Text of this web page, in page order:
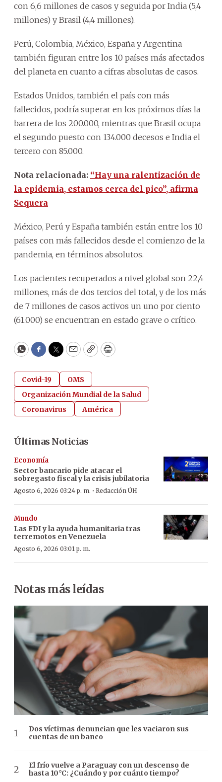
con 6,6 millones de casos y seguida por India (5,4
millones) y Brasil (4,4 millones).
Perú, Colombia, México, España y Argentina
también figuran entre los 10 países más afectados
del planeta en cuanto a cifras absolutas de casos.
Estados Unidos, también el país con más
fallecidos, podría superar en los próximos días la
barrera de los 200.000, mientras que Brasil ocupa
el segundo puesto con 134.000 decesos e India el
tercero con 85.000.
Nota relacionada: “Hay una ralentización de
la epidemia, estamos cerca del pico”, afirma
Sequera
México, Perú y España también están entre los 10
países con más fallecidos desde el comienzo de la
pandemia, en términos absolutos.
Los pacientes recuperados a nivel global son 22,4
millones, más de dos tercios del total, y de los más
de 7 millones de casos activos un uno por ciento
(61.000) se encuentran en estado grave o crítico.
WhatsApp
Facebook
Twitter
EmailCopyPrint
Covid-19
OMS
Organización Mundial de la Salud
Coronavirus
América
Últimas Noticias
Economía
Sector bancario pide atacar el
sobregasto fiscal y la crisis jubilatoria
Agosto 6, 2026 03:24 p. m. · Redacción ÚH
Mundo
Las FDI y la ayuda humanitaria tras
terremotos en Venezuela
Agosto 6, 2026 03:01 p. m.
Notas más leídas
Dos víctimas denuncian que les vaciaron sus
cuentas de un banco
El frío vuelve a Paraguay con un descenso de
hasta 10°C: ¿Cuándo y por cuánto tiempo?